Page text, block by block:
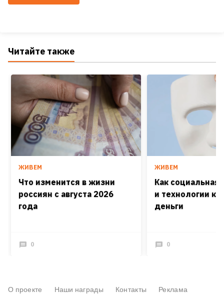
Читайте также
ЖИВЕМ
Что изменится в жизни
россиян с августа 2026
года
0
ЖИВЕМ
Как
и технологии
деньги
0
О проекте Наши награды Контакты Реклама